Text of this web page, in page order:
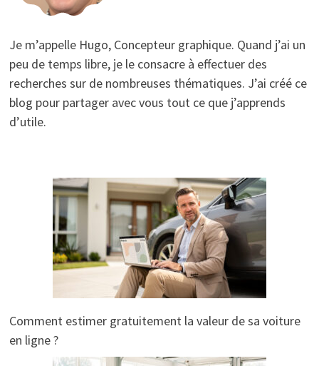
Je m’appelle Hugo, Concepteur graphique. Quand j’ai un
peu de temps libre, je le consacre à effectuer des
recherches sur de nombreuses thématiques. J’ai créé ce
blog pour partager avec vous tout ce que j’apprends
d’utile.
Comment estimer gratuitement la valeur de sa voiture
en ligne ?